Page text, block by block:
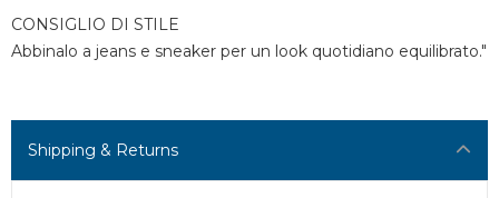
CONSIGLIO DI STILE
Abbinalo a jeans e sneaker per un look quotidiano equilibrato."
Shipping & Returns